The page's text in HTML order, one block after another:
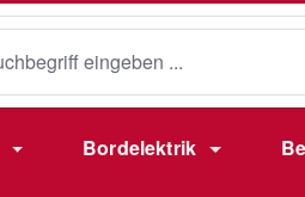
Bordelektrik